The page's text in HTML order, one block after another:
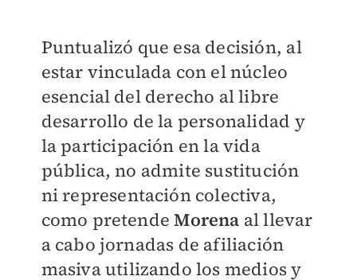
Puntualizó que esa decisión, al
estar vinculada con el núcleo
esencial del derecho al libre
desarrollo de la personalidad y
la participación en la vida
pública, no admite sustitución
ni representación colectiva,
como pretendeMorena al llevar
a cabo jornadas de afiliación
masiva utilizando los medios y